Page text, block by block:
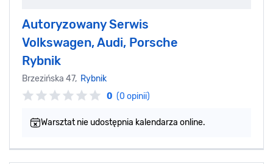
Autoryzowany Serwis
Volkswagen, Audi, Porsche
Rybnik
Brzezińska 47, Rybnik
0 (0 opinii)
Warsztat nie udostępnia kalendarza online.